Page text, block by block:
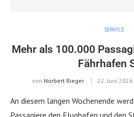
SERVICE
Mehr als 100.000
Fährhafen
von Norbert Rieger 22. Juni 2026
An diesem langen Wochenende
Passagiere den Flughafen und den